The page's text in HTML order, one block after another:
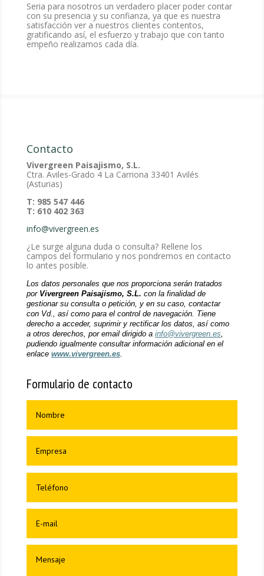
Seria para nosotros un verdadero placer poder contar
con su presencia y su confianza, ya que es nuestra
satisfacción ver a nuestros clientes contentos,
gratificando así, el esfuerzo y trabajo que con tanto
empeño realizamos cada día.
Contacto
Vivergreen Paisajismo, S.L.
Ctra. Aviles-Grado 4 La Carriona 33401 Avilés
(Asturias)
T: 985 547 446
T: 610 402 363
info@vivergreen.es
¿Le surge alguna duda o consulta? Rellene los
campos del formulario y nos pondremos en contacto
lo antes posible.
Los datos personales que nos proporciona serán tratados
por Vivergreen Paisajismo, S.L. con la finalidad de
gestionar su consulta o petición, y en su caso, contactar
con Vd., así como para el control de navegación. Tiene
derecho a acceder, suprimir y rectificar los datos, así como
a otros derechos, por email dirigido a info@vivergreen.es,
pudiendo igualmente consultar información adicional en el
enlace www.vivergreen.es.
Formulario de contacto